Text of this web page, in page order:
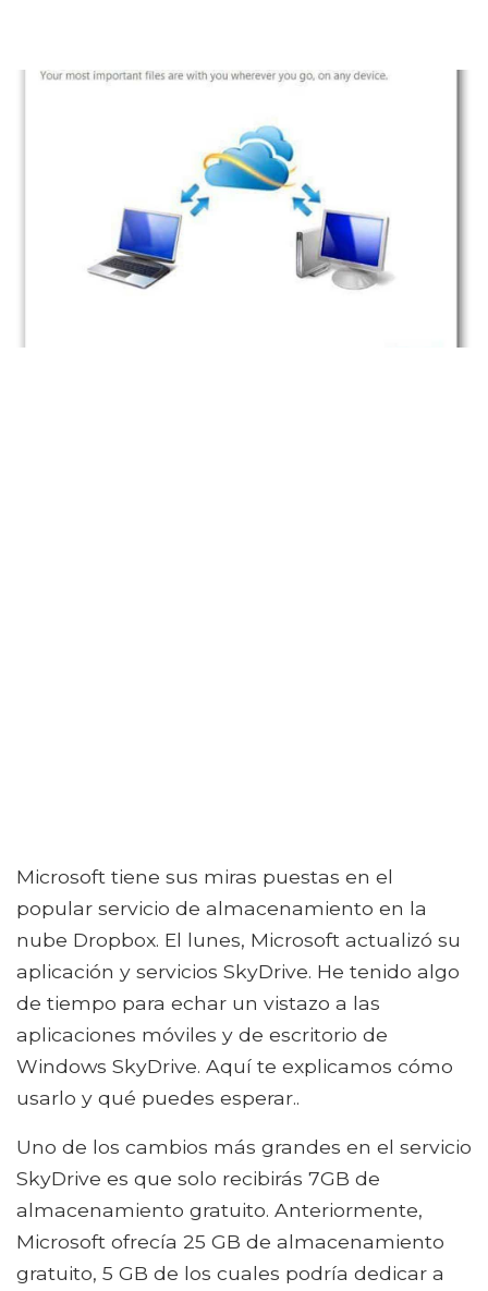
Microsoft tiene sus miras puestas en el
popular servicio de almacenamiento en la
nube Dropbox. El lunes, Microsoft actualizó su
aplicación y servicios SkyDrive. He tenido algo
de tiempo para echar un vistazo a las
aplicaciones móviles y de escritorio de
Windows SkyDrive. Aquí te explicamos cómo
usarlo y qué puedes esperar..
Uno de los cambios más grandes en el servicio
SkyDrive es que solo recibirás 7GB de
almacenamiento gratuito. Anteriormente,
Microsoft ofrecía 25 GB de almacenamiento
gratuito, 5 GB de los cuales podría dedicar a